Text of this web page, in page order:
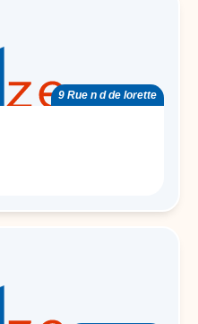
9 Rue n d de lorette